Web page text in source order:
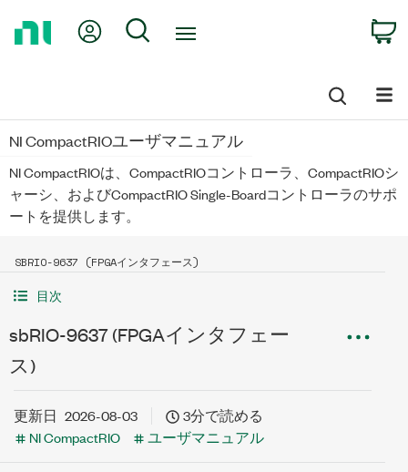
My Account
Search
NI CompactRIOユーザマニュアル
NI CompactRIOは、CompactRIOコントローラ、CompactRIOシ
ャーシ、およびCompactRIO Single-Boardコントローラのサポ
ートを提供します。
SBRIO-9637 (FPGAインタフェース)
目次
sbRIO-9637 (FPGAインタフェー
ス)
更新日 2026-08-03
3分で読める
NI CompactRIO
ユーザマニュアル